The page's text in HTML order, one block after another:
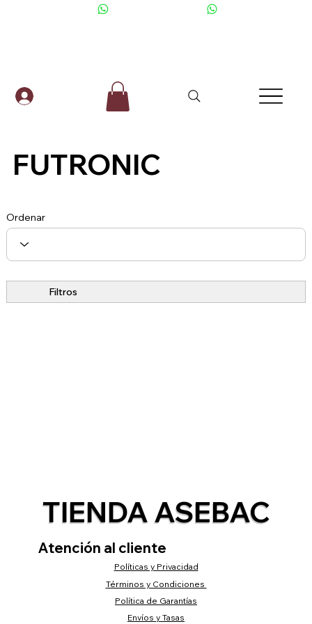
FUTRONIC
Filtros
Ordenar
TIENDA ASEBAC
Atención al cliente
Políticas y Privacidad
Términos y Condiciones
Envíos y Tasas
Política de Garantías